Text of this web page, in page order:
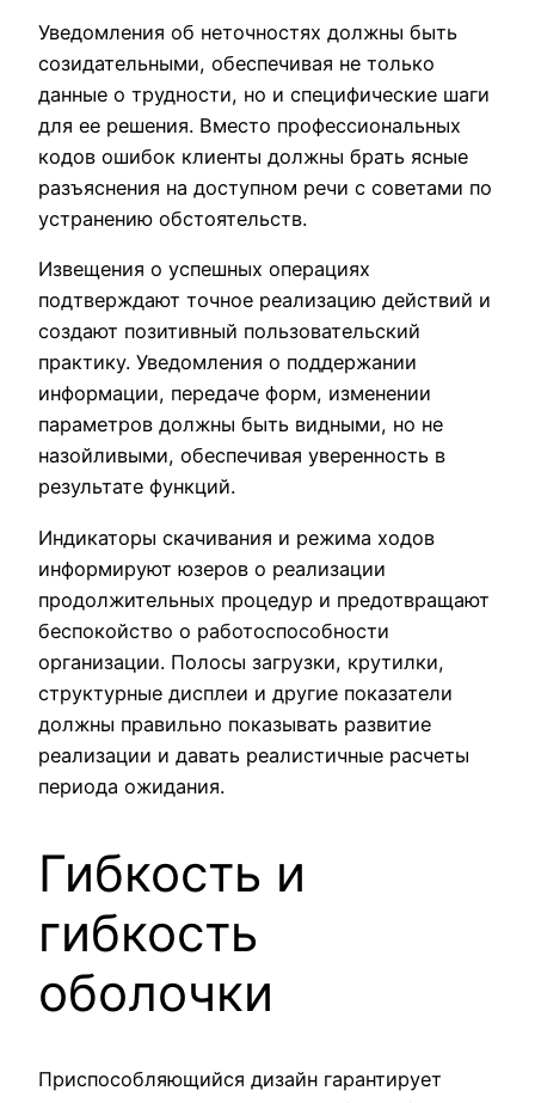
Уведомления об неточностях должны быть
созидательными, обеспечивая не только
данные о трудности, но и специфические шаги
для ее решения. Вместо профессиональных
кодов ошибок клиенты должны брать ясные
разъяснения на доступном речи с советами по
устранению обстоятельств.
Извещения о успешных операциях
подтверждают точное реализацию действий и
создают позитивный пользовательский
практику. Уведомления о поддержании
информации, передаче форм, изменении
параметров должны быть видными, но не
назойливыми, обеспечивая уверенность в
результате функций.
Индикаторы скачивания и режима ходов
информируют юзеров о реализации
продолжительных процедур и предотвращают
беспокойство о работоспособности
организации. Полосы загрузки, крутилки,
структурные дисплеи и другие показатели
должны правильно показывать развитие
реализации и давать реалистичные расчеты
периода ожидания.
Гибкость и
гибкость
оболочки
Приспособляющийся дизайн гарантирует